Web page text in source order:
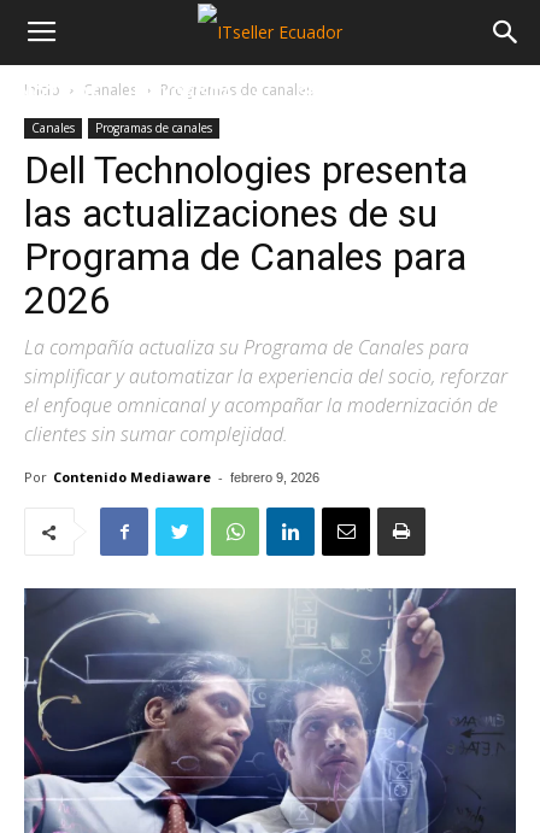
NOTICIAS MAYORISTAS SECTORES
Inicio Canales Programas de canales
Canales Programas de canales
Dell Technologies presenta
las actualizaciones de su
Programa de Canales para
2026
La compañía actualiza su Programa de Canales para
simplificar y automatizar la experiencia del socio, reforzar
el enfoque omnicanal y acompañar la modernización de
clientes sin sumar complejidad.
Por Contenido Mediaware - febrero 9, 2026